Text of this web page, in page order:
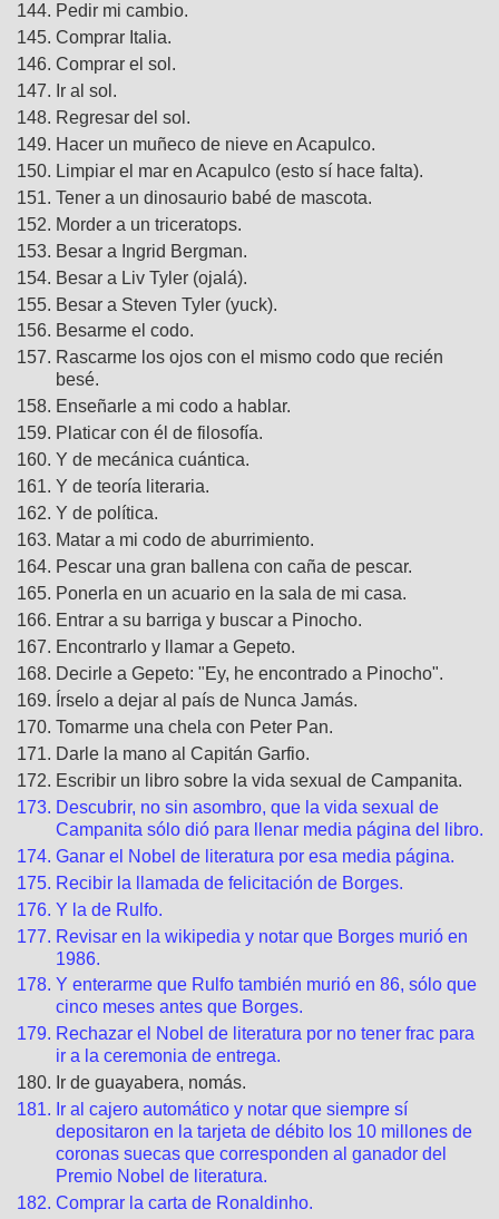
Pedir mi cambio.
Comprar Italia.
Comprar el sol.
Ir al sol.
Regresar del sol.
Hacer un muñeco de nieve en Acapulco.
Limpiar el mar en Acapulco (esto sí hace falta).
Tener a un dinosaurio babé de mascota.
Morder a un triceratops.
Besar a Ingrid Bergman.
Besar a Liv Tyler (ojalá).
Besar a Steven Tyler (yuck).
Besarme el codo.
Rascarme los ojos con el mismo codo que recién
besé.
Enseñarle a mi codo a hablar.
Platicar con él de filosofía.
Y de mecánica cuántica.
Y de teoría literaria.
Y de política.
Matar a mi codo de aburrimiento.
Pescar una gran ballena con caña de pescar.
Ponerla en un acuario en la sala de mi casa.
Entrar a su barriga y buscar a Pinocho.
Encontrarlo y llamar a Gepeto.
Decirle a Gepeto: "Ey, he encontrado a Pinocho".
Írselo a dejar al país de Nunca Jamás.
Tomarme una chela con Peter Pan.
Darle la mano al Capitán Garfio.
Escribir un libro sobre la vida sexual de Campanita.
Descubrir, no sin asombro, que la vida sexual de
Campanita sólo dió para llenar media página del libro.
Ganar el Nobel de literatura por esa media página.
Recibir la llamada de felicitación de Borges.
Y la de Rulfo.
Revisar en la wikipedia y notar que Borges murió en
1986.
Y enterarme que Rulfo también murió en 86, sólo que
cinco meses antes que Borges.
Rechazar el Nobel de literatura por no tener frac para
ir a la ceremonia de entrega.
Ir de guayabera, nomás.
Ir al cajero automático y notar que siempre sí
depositaron en la tarjeta de débito los 10 millones de
coronas suecas que corresponden al ganador del
Premio Nobel de literatura.
Comprar la carta de Ronaldinho.